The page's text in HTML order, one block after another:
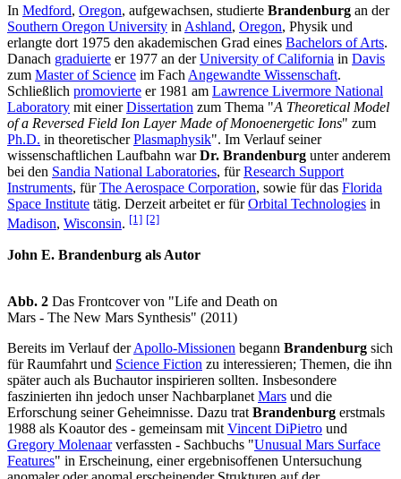
In Medford, Oregon, aufgewachsen, studierte Brandenburg an der
Southern Oregon University inAshland, Oregon, Physik und
erlangte dort 1975 den akademischen Grad eines Bachelors of Arts.
Danach graduierte er 1977 an derUniversity of California in Davis
zum Master of Science im FachAngewandte Wissenschaft.
Schließlich promovierte er 1981 am Lawrence Livermore National
Laboratory mit einerDissertation zum Thema "A Theoretical Model
of a Reversed Field Ion Layer Made of Monoenergetic Ions" zum
Ph.D. in theoretischerPlasmaphysik". Im Verlauf seiner
wissenschaftlichen Laufbahn warDr. Brandenburg unter anderem
bei den Sandia National Laboratories, fürResearch Support
Instruments, fürThe Aerospace Corporation, sowie für das Florida
Space Institute tätig. Derzeit arbeitet er fürOrbital Technologies in
Madison, Wisconsin. [1] [2]
John E. Brandenburg als Autor
Abb. 2 Das Frontcover von "Life and Death on
Mars - The New Mars Synthesis" (2011)
Bereits im Verlauf derApollo-Missionen begann Brandenburg sich
für Raumfahrt und Science Fiction zu interessieren; Themen, die ihn
später auch als Buchautor inspirieren sollten. Insbesondere
faszinierten ihn jedoch unser Nachbarplanet Mars und die
Erforschung seiner Geheimnisse. Dazu trat Brandenburg erstmals
1988 als Koautor des - gemeinsam mit Vincent DiPietro und
Gregory Molenaarverfassten - Sachbuchs "Unusual Mars Surface
Features" in Erscheinung, einer ergebnisoffenen Untersuchung